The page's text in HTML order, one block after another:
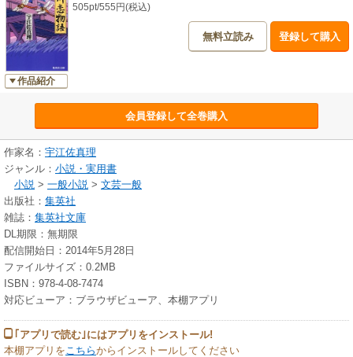
作品紹介
505pt/555円(税込)
無料立読み 登録して購入
会員登録して全巻購入
作家名： 宇江佐真理
ジャンル： 小説・実用書
小説 > 一般小説 > 文芸一般
出版社： 集英社
雑誌： 集英社文庫
DL期限：無期限
配信開始日：2014年5月28日
ファイルサイズ：0.2MB
ISBN：978-4-08-7474
対応ビューア：ブラウザビューア、本棚アプリ
｢アプリで読む｣にはアプリをインストール!
本棚アプリを こちらからインストールしてください